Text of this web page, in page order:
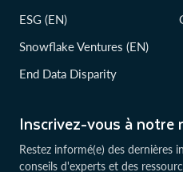
Inscrivez-vous à notre
Restez informé(e) des dernières
conseils d'experts et des
ESG (EN)
Snowflake Ventures (EN)
End Data Disparity